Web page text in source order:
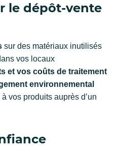
le dépôt-vente
sur des matériaux inutilisés
vos locaux
et vos coûts de traitement
environnemental
vos produits auprès d’un